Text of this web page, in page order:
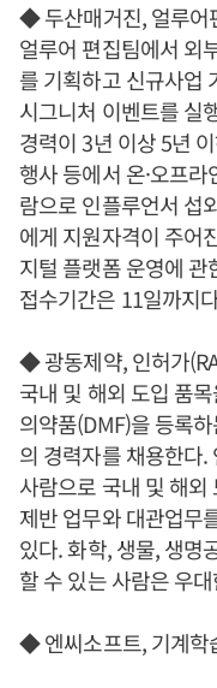
◆ 두산매거진, 얼루어
얼루어 편집팀에서 외
를 기획하고 신규사업
시그니처 이벤트를 실
경력이 3년 이상 5년
행사 등에서 온·오프
람으로 인플루언서 섭
에게 지원자격이 주어
지털 플랫폼 운영에
접수기간은 11일까지
◆ 광동제약, 인허가
국내 및 해외 도입 품
의약품(DMF)을 등록
의 경력자를 채용한다.
사람으로 국내 및 해
제반 업무와 대관업무
있다. 화학, 생물, 생명
할 수 있는 사람은 우
◆ 엔씨소프트, 기계학